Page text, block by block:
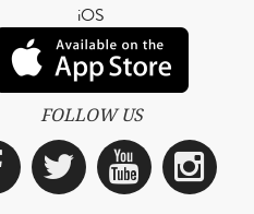
iOS
FOLLOW US
Facebook
Twitter